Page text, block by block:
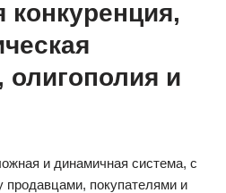
олигополия и
и динамичная система, с
покупателями и